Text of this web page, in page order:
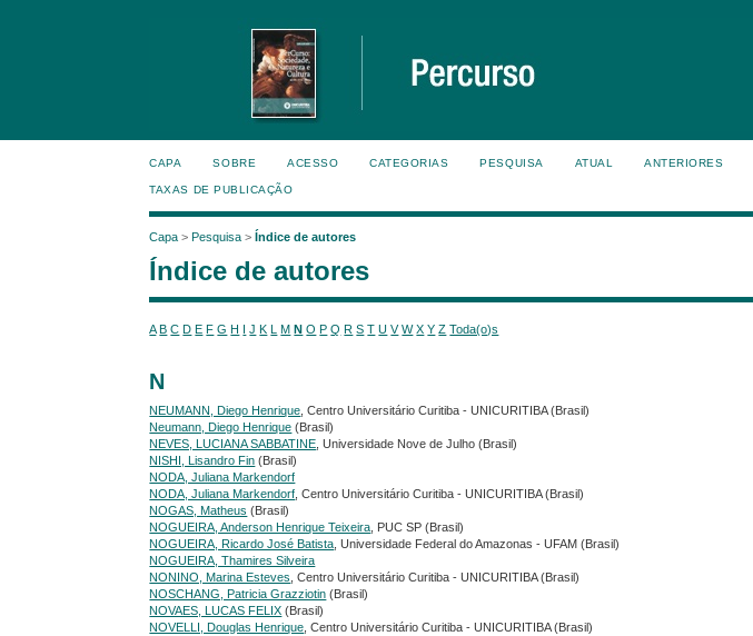
CAPA SOBRE ACESSO CATEGORIAS PESQUISA ATUAL ANTERIORES
TAXAS DE PUBLICAÇÃO
Capa >Pesquisa >Índice de autores
Índice de autores
A B C D E F G H I J K L M N O P Q R S T U V W X Y Z Toda(o)s
N
NEUMANN, Diego Henrique , Centro Universitário Curitiba - UNICURITIBA (Brasil)
Neumann, Diego Henrique (Brasil)
NEVES, LUCIANA SABBATINE , Universidade Nove de Julho (Brasil)
NISHI, Lisandro Fin (Brasil)
NODA, Juliana Markendorf
NODA, Juliana Markendorf , Centro Universitário Curitiba - UNICURITIBA (Brasil)
NOGAS, Matheus (Brasil)
NOGUEIRA, Anderson Henrique Teixeira , PUC SP (Brasil)
NOGUEIRA, Ricardo José Batista , Universidade Federal do Amazonas - UFAM (Brasil)
NOGUEIRA, Thamires Silveira
NONINO, Marina Esteves , Centro Universitário Curitiba - UNICURITIBA (Brasil)
NOSCHANG, Patricia Grazziotin (Brasil)
NOVAES, LUCAS FELIX (Brasil)
NOVELLI, Douglas Henrique , Centro Universitário Curitiba - UNICURITIBA (Brasil)